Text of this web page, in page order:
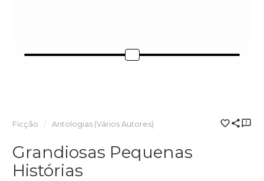
Ficção Antologias (Vários Autores)
Grandiosas Pequenas
Histórias